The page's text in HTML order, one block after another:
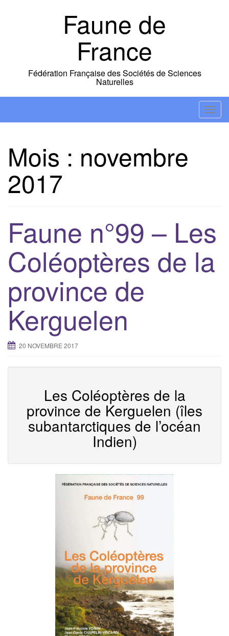
Faune de
France
Fédération Française des Sociétés de Sciences
Naturelles
T
o
i
g
t
Mois : novembre
2017
Faune n°99 – Les
Coléoptères de la
province de
Kerguelen
20 NOVEMBRE 2017
Les Coléoptères de la
province de Kerguelen (îles
subantarctiques de l’océan
Indien)